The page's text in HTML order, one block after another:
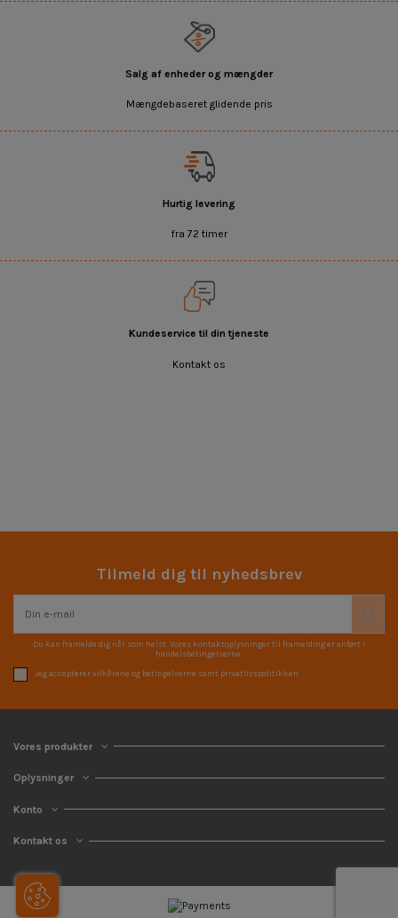
Salg af enheder og mængder
Mængdebaseret glidende pris
Hurtig levering
fra 72 timer
Kundeservice til din tjeneste
Kontakt os
Tilmeld dig til nyhedsbrev
Du kan framelde dig når som helst. Vores kontaktoplysninger til framelding er anført i
handelsbetingelserne.
Jeg accepterer vilkårene og betingelserne samt privatlivspolitikken
Vores produkter
Oplysninger
Konto
Kontakt os